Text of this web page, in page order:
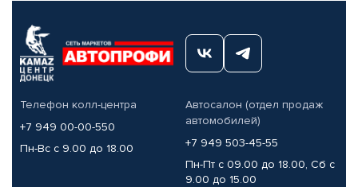
Телефон колл-центра
+7 949 00-00-550
Пн-Вс с 9.00 до 18.00
Автосалон (отдел продаж
автомобилей)
+7 949 503-45-55
Пн-Пт с 09.00 до 18.00, Сб с
9.00 до 15.00